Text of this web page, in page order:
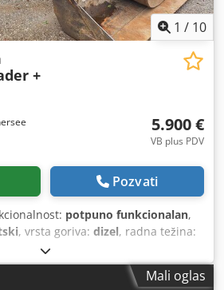
1 / 10
+
5.900 €
VB plus PDV
Pozvati
potpuno funkcionalan,
, vrsta goriva: dizel, radna težina:
osovina:
1977, Oprema:hidraulika,
S Idrofx Alcsrf
Mali oglas